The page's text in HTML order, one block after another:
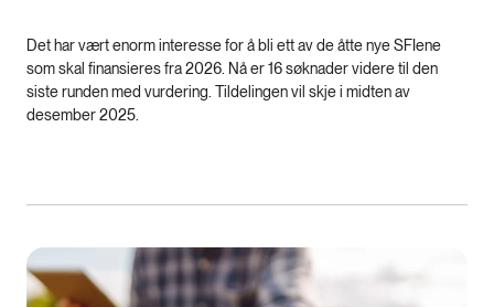
Det har vært enorm interesse for å bli ett av de åtte nye SFIene
som skal finansieres fra 2026. Nå er 16 søknader videre til den
siste runden med vurdering. Tildelingen vil skje i midten av
desember 2025.